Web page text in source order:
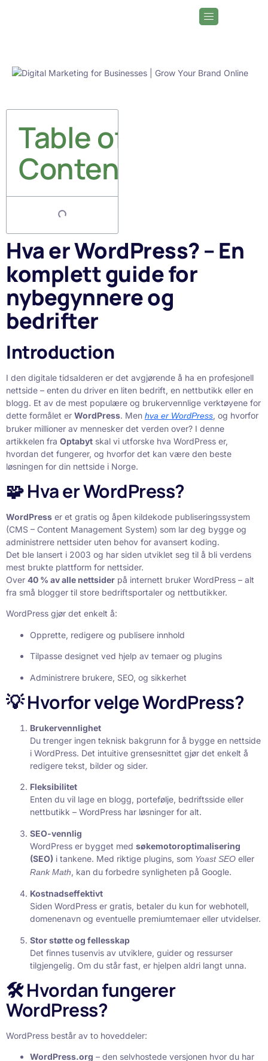
Table of
Contents
Hva er WordPress? – En
komplett guide for
nybegynnere og
bedrifter
Introduction
I den digitale tidsalderen er det avgjørende å ha en profesjonell
nettside – enten du driver en liten bedrift, en nettbutikk eller en
blogg. Et av de mest populære og brukervennlige verktøyene for
dette formålet er WordPress. Men hva er WordPress, og hvorfor
bruker millioner av mennesker det verden over? I denne
artikkelen fra Optabyt skal vi utforske hva WordPress er,
hvordan det fungerer, og hvorfor det kan være den beste
løsningen for din nettside i Norge.
🧩 Hva er WordPress?
WordPress er et gratis og åpen kildekode publiseringssystem
(CMS – Content Management System) som lar deg bygge og
administrere nettsider uten behov for avansert koding.
Det ble lansert i 2003 og har siden utviklet seg til å bli verdens
mest brukte plattform for nettsider.
Over 40 % av alle nettsider på internett bruker WordPress – alt
fra små blogger til store bedriftsportaler og nettbutikker.
WordPress gjør det enkelt å:
Opprette, redigere og publisere innhold
Tilpasse designet ved hjelp av temaer og plugins
Administrere brukere, SEO, og sikkerhet
💡 Hvorfor velge WordPress?
Brukervennlighet
Du trenger ingen teknisk bakgrunn for å bygge en nettside
i WordPress. Det intuitive grensesnittet gjør det enkelt å
redigere tekst, bilder og sider.
Fleksibilitet
Enten du vil lage en blogg, portefølje, bedriftsside eller
nettbutikk – WordPress har løsninger for alt.
SEO-vennlig
WordPress er bygget med søkemotoroptimalisering
(SEO) i tankene. Med riktige plugins, som Yoast SEO eller
Rank Math, kan du forbedre synligheten på Google.
Kostnadseffektivt
Siden WordPress er gratis, betaler du kun for webhotell,
domenenavn og eventuelle premiumtemaer eller utvidelser.
Stor støtte og fellesskap
Det finnes tusenvis av utviklere, guider og ressurser
tilgjengelig. Om du står fast, er hjelpen aldri langt unna.
🛠️ Hvordan fungerer
WordPress?
WordPress består av to hoveddeler:
WordPress.org – den selvhostede versjonen hvor du har